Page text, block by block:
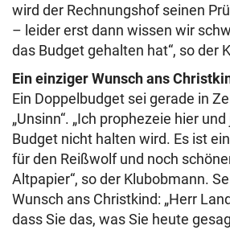
wird der Rechnungshof seinen
– leider erst dann wissen wir
das Budget gehalten hat“, so der
Ein einziger Wunsch ans
Ein Doppelbudget sei gerade in
„Unsinn“. „Ich prophezeie hier
Budget nicht halten wird. Es ist
für den Reißwolf und noch
Altpapier“, so der Klubobmann.
Wunsch ans Christkind: „Herr
dass Sie das, was Sie heute